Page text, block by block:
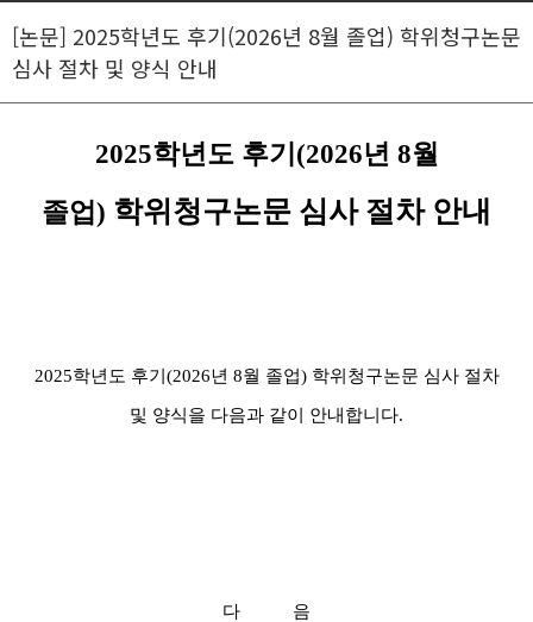
[논문] 2025학년도 후기(2026년 8월 졸업) 학위청구논문
심사 절차 및 양식 안내
2025학년도 후기 (2026년 8월
졸업 ) 학위청구논문 심사 절차 안내
2025학년도 후기(2026년 8월 졸업) 학위청구논문 심사 절차
및 양식을 다음과 같이 안내합니다.
다 음